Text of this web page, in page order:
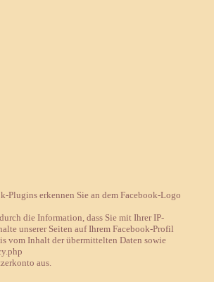
Plugins erkennen Sie an dem Facebook-Logo
die Information, dass Sie mit Ihrer IP-
unserer Seiten auf Ihrem Facebook-Profil
vom Inhalt der übermittelten Daten sowie
aus.